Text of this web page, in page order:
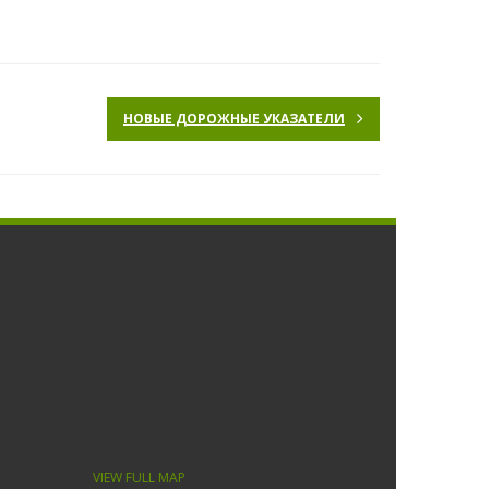
НОВЫЕ ДОРОЖНЫЕ УКАЗАТЕЛИ
VIEW FULL MAP